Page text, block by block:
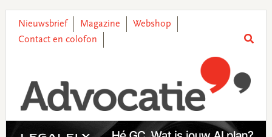
primary
main
primary
footer
Nieuwsbrief Magazine
Webshop
Contact en colofon